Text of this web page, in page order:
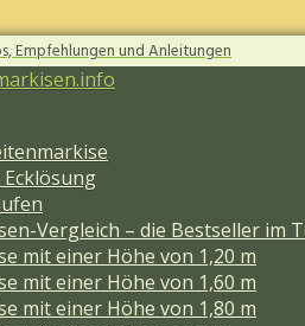
Empfehlungen und Anleitungen
Vergleich – die Bestseller im
mit einer Höhe von 1,20 m
mit einer Höhe von 1,60 m
mit einer Höhe von 1,80 m